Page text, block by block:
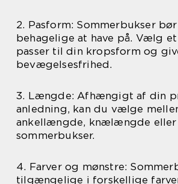
2. Pasform: Sommerbukser
behagelige at have på. Vælg
passer til din kropsform og
bevægelsesfrihed.
3. Længde: Afhængigt af din
anledning, kan du vælge
ankellængde, knælængde
sommerbukser.
4. Farver og mønstre:
tilgængelige i forskellige